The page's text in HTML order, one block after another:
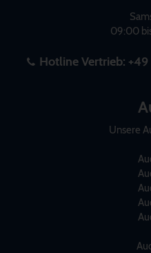
09:00
Hotline Vertrieb:
Unsere